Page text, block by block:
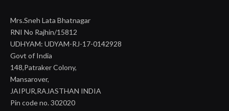
Mrs.Sneh Lata Bhatnagar
RNI No Rajhin/15812
UDHYAM: UDYAM-RJ-17-0142928
Govt of India
148,Patraker Colony,
Mansarover,
JAIPUR,RAJASTHAN INDIA
Pin code no. 302020